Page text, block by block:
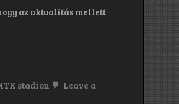
az aktualitás mellett
stadion
Leave a